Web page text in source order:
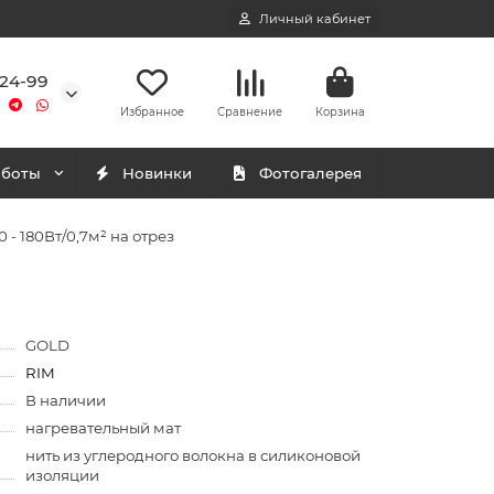
Личный кабинет
99
Избранное Сравнение Корзина
Новинки Фотогалерея
180Вт/0,7м² на отрез
GOLD
RIM
В наличии
нагревательный мат
нить из углеродного волокна в силиконовой
изоляции